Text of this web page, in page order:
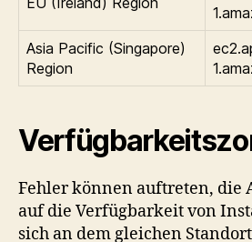
Asia Pacific (Singapore)
Region
Fehler können auftreten, die
auf die Verfügbarkeit von
sich an dem gleichen